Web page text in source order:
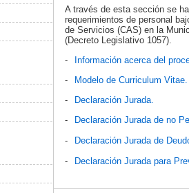
A través de esta sección se
requerimientos de personal
de Servicios (CAS) en la
(Decreto Legislativo 1057).
-
Información acerca del
-
Modelo de Curriculum Vitae.
-
Declaración Jurada.
-
Declaración Jurada de no
-
Declaración Jurada de
-
Declaración Jurada para